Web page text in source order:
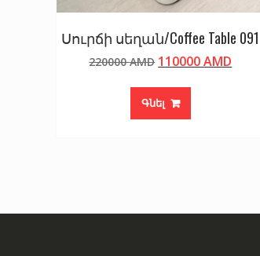
Սուրճի սեղան/Coffee Table 091
220000AMD Original
was:
220000 AMD.
110000AMD
Գնել